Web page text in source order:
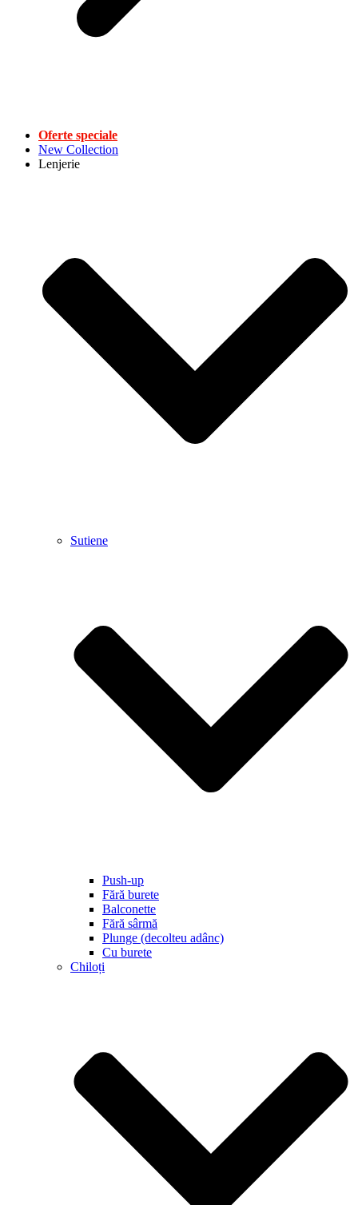
Oferte speciale
New Collection
Lenjerie
Sutiene
Push-up
Fără burete
Balconette
Fără sârmă
Plunge (decolteu adânc)
Cu burete
Chiloți